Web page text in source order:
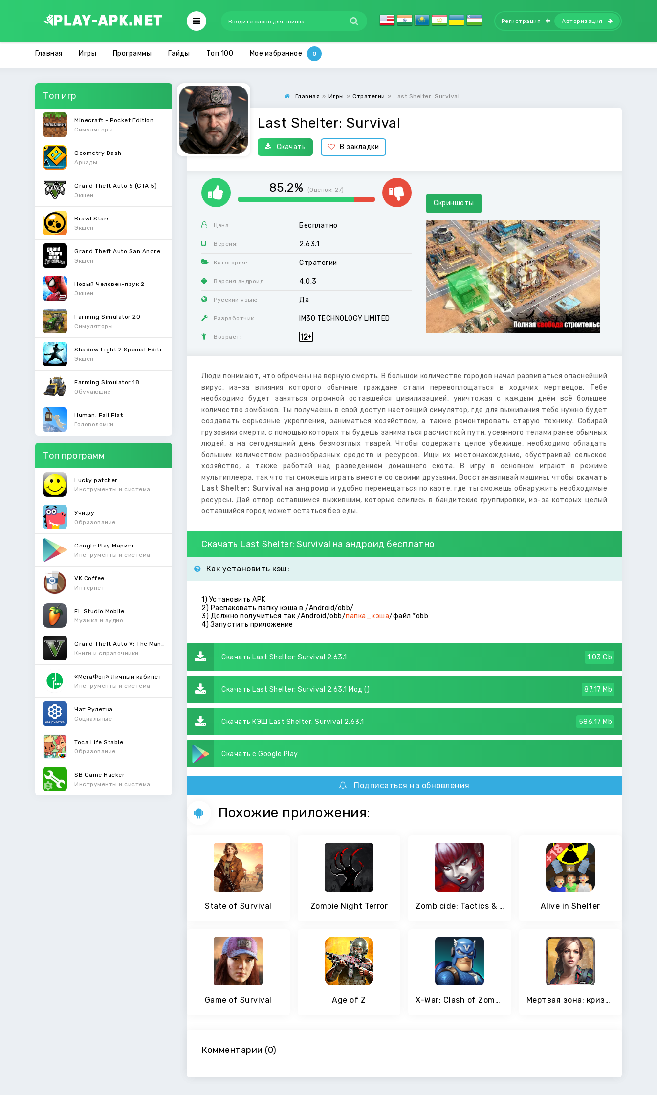
Регистрация Авторизация
Главная Игры Программы Гайды Топ 100 Мое избранное
Топ игр
Minecraft - Pocket Edition
Симуляторы
Geometry Dash
Аркады
Grand Theft Auto 5 (GTA 5)
Экшен
Brawl Stars
Экшен
Экшен
Новый Человек-паук 2
Экшен
Farming Simulator 20
Симуляторы
Экшен
Farming Simulator 18
Обучающие
Human: Fall Flat
Головоломки
Топ программ
Lucky patcher
Инструменты и система
Учи.ру
Образование
Google Play Маркет
Инструменты и система
VK Coffee
Интернет
FL Studio Mobile
Музыка и аудио
Книги и справочники
«МегаФон» Личный кабинет
Инструменты и система
Чат Рулетка
Социальные
Toca Life Stable
Образование
SB Game Hacker
Инструменты и система
Главная » Игры » Стратегии » Last Shelter: Survival
Last Shelter: Survival
Скачать В закладки
85.2% (Оценок: 27)
Цена: Бесплатно
Версия: 2.63.1
Категория: Стратегии
Версия андроид: 4.0.3
Русский язык: Да
Разработчик: IM30 TECHNOLOGY LIMITED
Возраст:
Скриншоты
Люди понимают, что обречены на верную смерть. В большом количестве городов начал развиваться опаснейший
вирус, из-за влияния которого обычные граждане стали перевоплощаться в ходячих мертвецов. Тебе
необходимо будет заняться огромной оставшейся цивилизацией, уничтожая с каждым днём всё большее
количество зомбаков. Ты получаешь в свой доступ настоящий симулятор, где для выживания тебе нужно будет
создавать серьезные укрепления, заниматься хозяйством, а также ремонтировать старую технику. Собирай
грузовики смерти, с помощью которых ты будешь заниматься расчисткой пути, усеянного телами ранее обычных
людей, а на сегодняшний день безмозглых тварей. Чтобы содержать целое убежище, необходимо обладать
большим количеством разнообразных средств и ресурсов. Ищи их местонахождение, обустраивай сельское
хозяйство, а также работай над разведением домашнего скота. В игру в основном играют в режиме
мультиплеера, так что ты сможешь играть вместе со своими друзьями. Восстанавливай машины, чтобы скачать
Last Shelter: Survival на андроид и удобно перемещаться по карте, где ты сможешь обнаружить необходимые
ресурсы. Дай отпор оставшимся выжившим, которые слились в бандитские группировки, из-за которых целый
оставшийся город может остаться без еды.
Скачать Last Shelter: Survival на андроид бесплатно
Как установить кэш:
1) Установить APK
2) Распаковать папку кэша в /Android/obb/
3) Должно получиться так /Android/obb/папка_кэша/файл *obb
4) Запустить приложение
Скачать Last Shelter: Survival 2.63.1 1.03 Gb
Скачать Last Shelter: Survival 2.63.1 Мод () 87.17 Mb
Скачать КЭШ Last Shelter: Survival 2.63.1 586.17 Mb
Скачать с Google Play
Подписаться на обновления
Похожие приложения:
State of Survival Zombie Night Terror Zombicide: Tactics & Shotguns Alive in Shelter
Game of Survival Age of Z X-War: Clash of Zombies Мертвая зона: кризис зомби
Комментарии (0)